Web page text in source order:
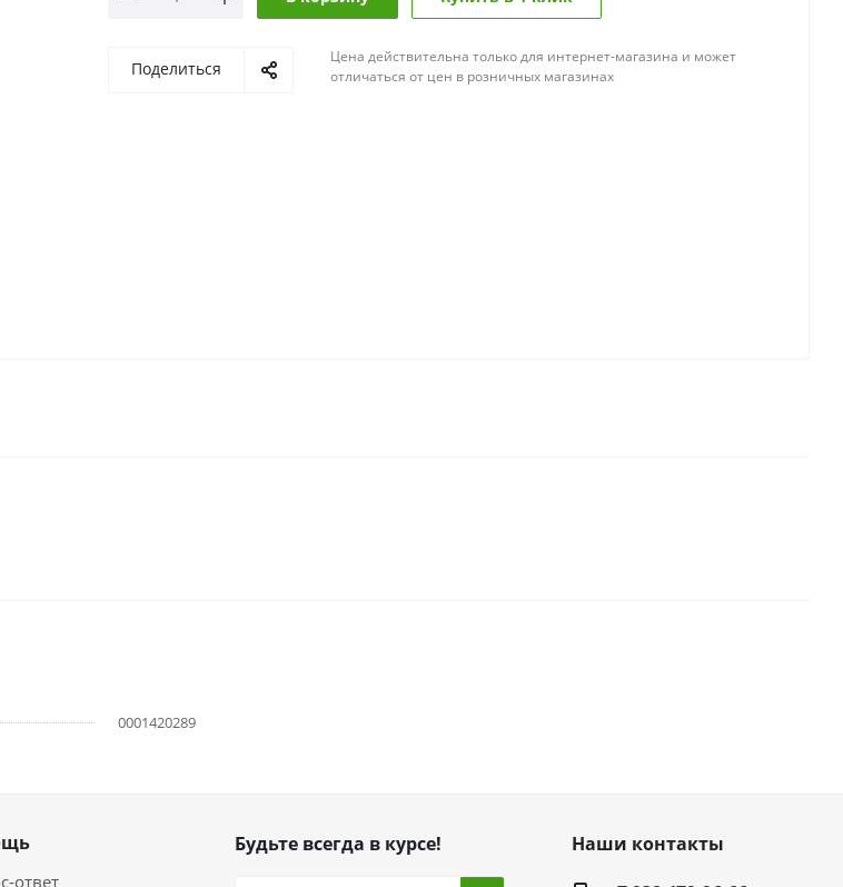
Поделиться
Цена действительна только для интернет-магазина и может
отличаться от цен в розничных магазинах
0001420289
ответ
Будьте всегда в курсе!
Наши контакты